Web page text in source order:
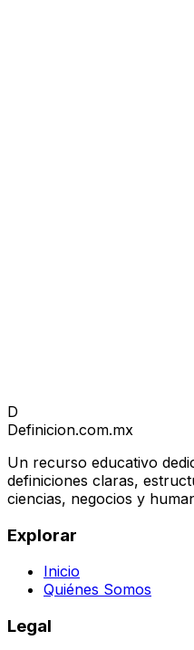
D
Definicion.com.mx
Un recurso educativo
definiciones claras,
ciencias, negocios y
Explorar
Inicio
Quiénes Somos
Legal